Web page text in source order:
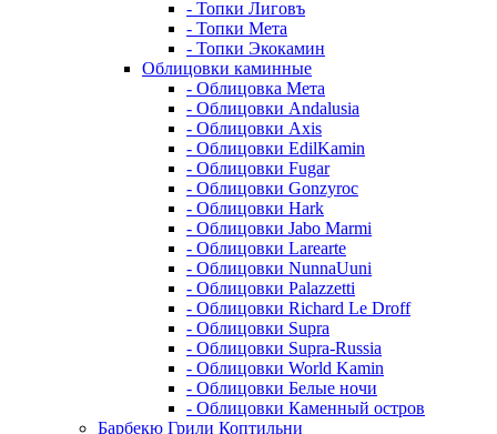
- Топки Лиговъ
- Топки Мета
- Топки Экокамин
Облицовки каминные
- Облицовка Мета
- Облицовки Andalusia
- Облицовки Axis
- Облицовки EdilKamin
- Облицовки Fugar
- Облицовки Gonzyroc
- Облицовки Hark
- Облицовки Jabo Marmi
- Облицовки Larearte
- Облицовки NunnaUuni
- Облицовки Palazzetti
- Облицовки Richard Le Droff
- Облицовки Supra
- Облицовки Supra-Russia
- Облицовки World Kamin
- Облицовки Белые ночи
- Облицовки Каменный остров
Барбекю Грили Коптильни